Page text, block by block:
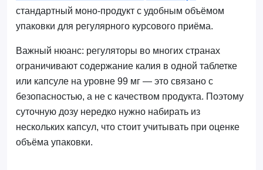
стандартный моно-продукт с удобным объёмом
упаковки для регулярного курсового приёма.
Важный нюанс: регуляторы во многих странах
ограничивают содержание калия в одной таблетке
или капсуле на уровне 99 мг — это связано с
безопасностью, а не с качеством продукта. Поэтому
суточную дозу нередко нужно набирать из
нескольких капсул, что стоит учитывать при оценке
объёма упаковки.